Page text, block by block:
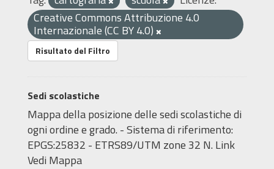
Creative Commons Attribuzione 4.0
Internazionale (CC BY 4.0)
Risultato del Filtro
Sedi scolastiche
Mappa della posizione delle sedi scolastiche di
ogni ordine e grado. - Sistema di riferimento:
EPGS:25832 - ETRS89/UTM zone 32 N. Link
Vedi Mappa